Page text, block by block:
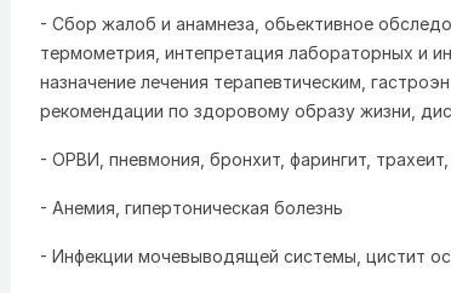
- Сбор жалоб и анамнеза, обьективное
термометрия, интепретация лабораторных и
назначение лечения терапевтическим,
рекомендации по здоровому образу жизни,
- ОРВИ, пневмония, бронхит, фарингит,
- Анемия, гипертоническая болезнь
- Инфекции мочевыводящей системы, цистит